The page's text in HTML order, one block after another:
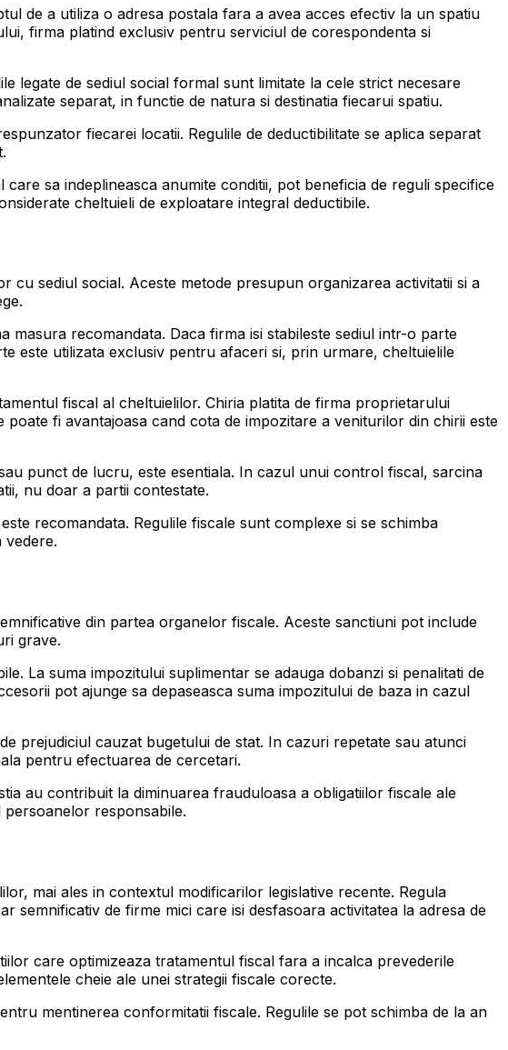
de a utiliza o adresa postala fara a avea acces efectiv la un spatiu
firma platind exclusiv pentru serviciul de corespondenta si
legate de sediul social formal sunt limitate la cele strict necesare
separat, in functie de natura si destinatia fiecarui spatiu.
fiecarei locatii. Regulile de deductibilitate se aplica separat
sa indeplineasca anumite conditii, pot beneficia de reguli specifice
cheltuieli de exploatare integral deductibile.
sediul social. Aceste metode presupun organizarea activitatii si a
recomandata. Daca firma isi stabileste sediul intr-o parte
este utilizata exclusiv pentru afaceri si, prin urmare, cheltuielile
fiscal al cheltuielilor. Chiria platita de firma proprietarului
fi avantajoasa cand cota de impozitare a veniturilor din chirii este
punct de lucru, este esentiala. In cazul unui control fiscal, sarcina
nu doar a partii contestate.
recomandata. Regulile fiscale sunt complexe si se schimba
vedere.
din partea organelor fiscale. Aceste sanctiuni pot include
grave.
La suma impozitului suplimentar se adauga dobanzi si penalitati de
pot ajunge sa depaseasca suma impozitului de baza in cazul
prejudiciul cauzat bugetului de stat. In cazuri repetate sau atunci
pentru efectuarea de cercetari.
au contribuit la diminuarea frauduloasa a obligatiilor fiscale ale
responsabile.
mai ales in contextul modificarilor legislative recente. Regula
semnificativ de firme mici care isi desfasoara activitatea la adresa de
care optimizeaza tratamentul fiscal fara a incalca prevederile
cheie ale unei strategii fiscale corecte.
mentinerea conformitatii fiscale. Regulile se pot schimba de la an